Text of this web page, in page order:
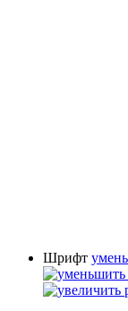
Шрифт